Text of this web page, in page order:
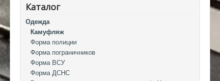
Каталог
Одежда
Камуфляж
Форма полиции
Форма пограничников
Форма ВСУ
Форма ДСНС